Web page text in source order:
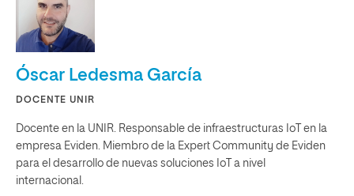
Óscar Ledesma García
DOCENTE UNIR
Docente en la UNIR. Responsable de infraestructuras IoT en la
empresa Eviden. Miembro de la Expert Community de Eviden
para el desarrollo de nuevas soluciones IoT a nivel
internacional.